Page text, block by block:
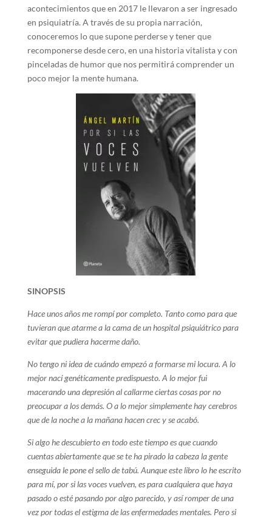
acontecimientos que en 2017 le llevaron a ser ingresado
en psiquiatría. A través de su propia narración,
conoceremos lo que supone perderse y tener que
recomponerse desde cero, en una historia vitalista y con
pinceladas de humor que nos permitirá comprender un
poco mejor la mente humana.
SINOPSIS
Hace unos años me rompí por completo. Tanto como para que
tuvieran que atarme a la cama de un hospital psiquiátrico para
evitar que pudiera hacerme daño.
No tengo ni idea de cuándo empezó a formarse mi locura. A lo
mejor nací genéticamente predispuesto. A lo mejor fui
macerando una depresión al callarme ciertas cosas por no
preocupar a los demás. O a lo mejor simplemente hay cerebros
que de la noche a la mañana hacen crec y se acabó.
Si algo he descubierto en todo este tiempo es que cuando
cuentas abiertamente que se te ha pirado la cabeza la gente
enseguida le pone el sello de tabú. Aunque este libro lo he escrito
para mí, por si las voces vuelven, es para cualquiera que haya
pasado o esté pasando por algo parecido, y así romper de una
vez por todas el estigma de las enfermedades mentales. Pero si